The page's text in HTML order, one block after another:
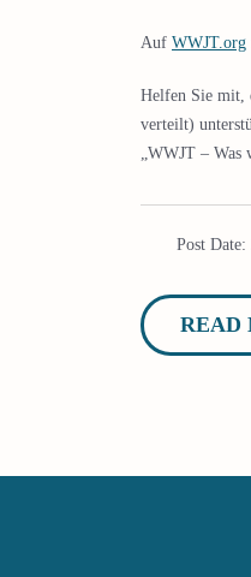
Auf WWJT.org
Helfen Sie mit,
verteilt)
„WWJT – Was
Post Date:
READ